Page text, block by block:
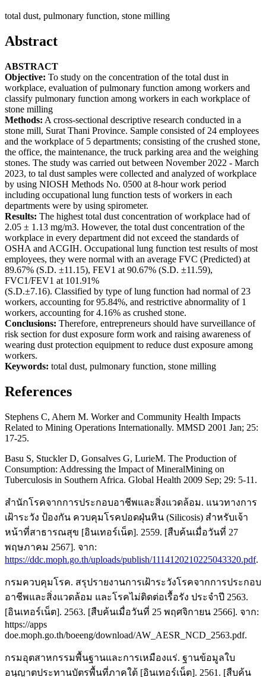
total dust, pulmonary function, stone milling
Abstract
ABSTRACT
Objective: To study on the concentration of the total dust in
workplace, evaluation of pulmonary function among workers and
classify pulmonary function among workers in each workplace of
stone milling
Methods: A cross-sectional descriptive research conducted in a
stone mill, Surat Thani Province. Sample consisted of 24 employees
and the workplace of 5 departments; consisting of the crushed stone,
the office, the maintenance, the truck parking area and the weighing
stones. The study was carried out between November 2022 - March
2023, to tal dust samples were collected and analyzed of workplace
by using NIOSH Methods No. 0500 at 8-hour work period
including occupational lung function tests of workers in each
departments were by using spirometer.
Results: The highest total dust concentration of workplace had of
2.05 ± 1.13 mg/m3. However, the total dust concentration of the
workplace in every department did not exceed the standards of
OSHA and ACGIH. Occupational lung function test results of most
employees, they were normal with an average FVC (Predicted) at
89.67% (S.D. ±11.15), FEV1 at 90.67% (S.D. ±11.59),
FVC1/FEV1 at 101.91%
(S.D.±7.16). Classified by type of lung function had normal of 23
workers, accounting for 95.84%, and restrictive abnormality of 1
workers, accounting for 4.16% as crushed stone.
Conclusions: Therefore, entrepreneurs should have surveillance of
risk section for dust exposure form work and raising awareness of
wearing dust protection equipment to reduce dust exposure among
workers.
Keywords: total dust, pulmonary function, stone milling
References
Stephens C, Ahern M. Worker and Community Health Impacts
Related to Mining Operations Internationally. MMSD 2001 Jan; 25:
17-25.
Basu S, Stuckler D, Gonsalves G, LurieM. The Production of
Consumption: Addressing the Impact of MineralMining on
Tuberculosis in Southern Africa. Global Health 2009 Sep; 29: 5-11.
สำนักโรคจากการประกอบอาชีพและสิ่งแวดล้อม. แนวทางการ
เฝ้าระวัง ป้องกัน ควบคุมโรคปอดฝุ่นหิน (Silicosis) สำหรับเจ้า
หน้าที่สาธารณสุข [อินเทอร์เน็ต]. 2559. [สืบค้นเมื่อวันที่ 27
พฤษภาคม 2567]. จาก:
https://ddc.moph.go.th/uploads/publish/1114120210225043320.pdf.
กรมควบคุมโรค. สรุปรายงานการเฝ้าระวังโรคจากการประกอบ
อาชีพและสิ่งแวดล้อม และโรคไม่ติดต่อเรื้อรัง ประจำปี 2563.
[อินเทอร์เน็ต]. 2563. [สืบค้นเมื่อวันที่ 25 พฤศจิกายน 2566]. จาก:
https://apps
doe.moph.go.th/boeeng/download/AW_AESR_NCD_2563.pdf.
กรมอุตสาหกรรมพื้นฐานและการเหมืองแร่. ฐานข้อมูลใบ
อนุญาตประทานบัตรพื้นที่ภาคใต้ [อินเทอร์เน็ต]. 2561. [สืบค้น